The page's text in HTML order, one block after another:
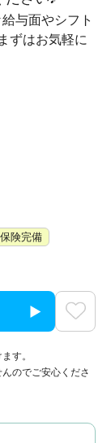
与面やシフト
ずはお気軽に
険完備
す。
のでご安心くださ